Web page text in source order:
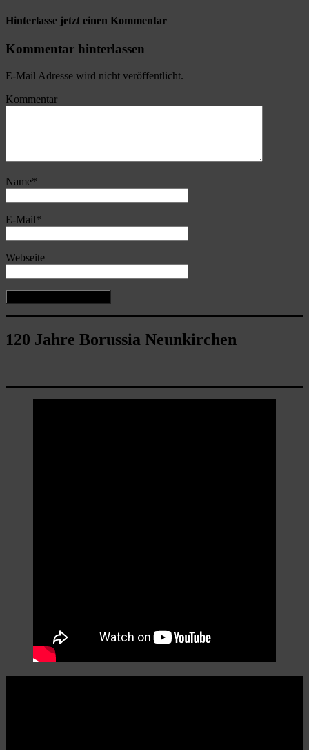
Hinterlasse jetzt einen Kommentar
Kommentar hinterlassen
E-Mail Adresse wird nicht veröffentlicht.
Kommentar
Name*
E-Mail*
Webseite
120 Jahre Borussia Neunkirchen